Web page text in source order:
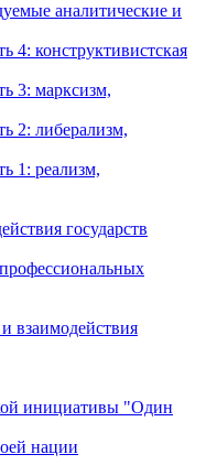
аналитические и
4: конструктивистская
3: марксизм,
2: либерализм,
1: реализм,
государств
взаимодействия
инициативы "Один
нации